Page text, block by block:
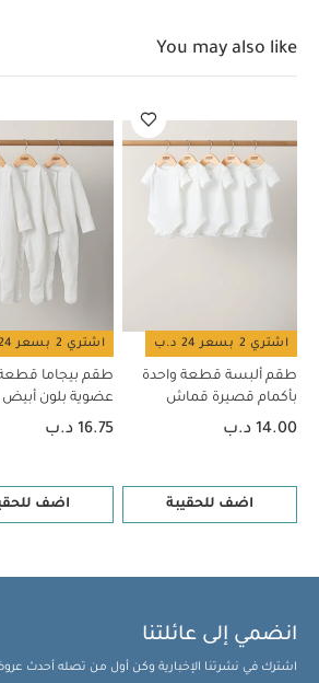
طقم بيجاما قطعة واحدة عضوية بلون أبيض
فستان منسوج كروشيه خامات متنوعة
بيجامة
You may also like
اشتري 2 بسعر 24 د.ب
طقم ألبسة قطعة واحدة
بأكمام قصيرة قماش
عضوي بلون أبيض - 5 قطع
14.00 د.ب
اضف للحقيبة
اشتري 2 بسعر 24 د.ب
طقم بيجاما
عضوية بلون أبيض - 3
16.75 د.ب
اضف
انضمي إلى عائلتنا
اشترك في نشرتنا الإخبارية وكن أول من تصله أحدث